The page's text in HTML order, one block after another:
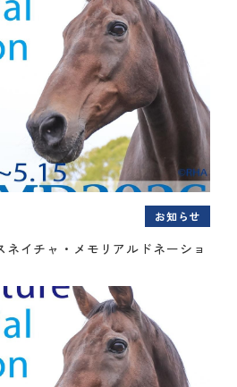
お知らせ
ネイチャ・メモリアルドネーショ